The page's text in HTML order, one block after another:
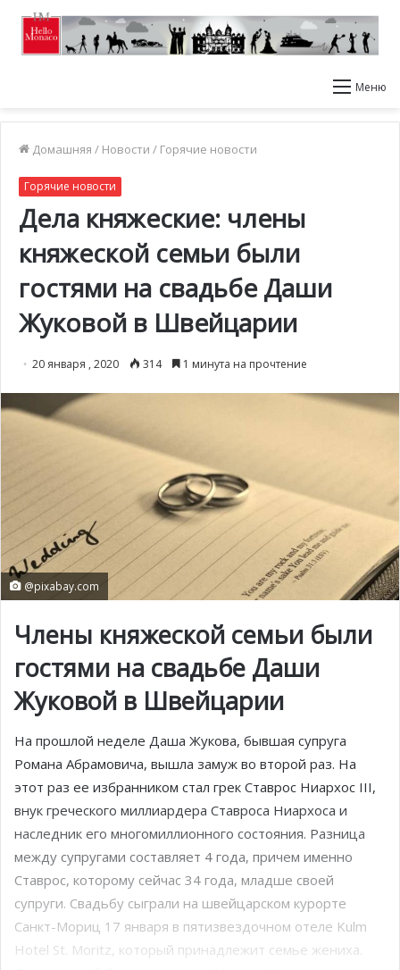
Меню
Домашняя / Новости / Горячие новости
Горячие новости
Дела княжеские: члены
княжеской семьи были
гостями на свадьбе Даши
Жуковой в Швейцарии
20 января , 2020 314 1 минута на прочтение
@pixabay.com
Члены княжеской семьи были
гостями на свадьбе Даши
Жуковой в Швейцарии
На прошлой неделе Даша Жукова, бывшая супруга
Романа Абрамовича, вышла замуж во второй раз. На
этот раз ее избранником стал грек Ставрос Ниархос III,
внук греческого миллиардера Ставроса Ниархоса и
наследник его многомиллионного состояния. Разница
между супругами составляет 4 года, причем именно
Ставрос, которому сейчас 34 года, младше своей
супруги. Свадьбу сыграли на швейцарском курорте
Санкт-Мориц 17 января в пятизвездочном отеле Kulm
Hotel St. Moritz, который принадлежит семье жениха.